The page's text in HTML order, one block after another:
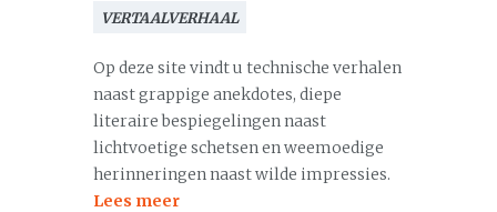
VERTAALVERHAAL
Op deze site vindt u technische verhalen
naast grappige anekdotes, diepe
literaire bespiegelingen naast
lichtvoetige schetsen en weemoedige
herinneringen naast wilde impressies.
Lees meer